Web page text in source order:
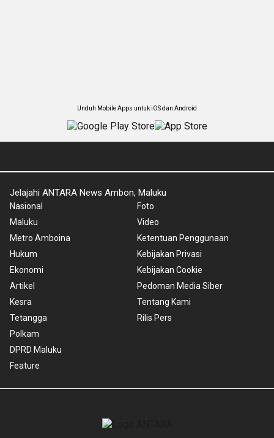
Unduh Mobile Apps untuk iOS dan Android
Jelajahi ANTARA News Ambon, Maluku
Nasional
Maluku
Metro Amboina
Hukum
Ekonomi
Artikel
Kesra
Tetangga
Polkam
DPRD Maluku
Feature
Foto
Video
Ketentuan Penggunaan
Kebijakan Privasi
Kebijakan Cookie
Pedoman Media Siber
Tentang Kami
Rilis Pers